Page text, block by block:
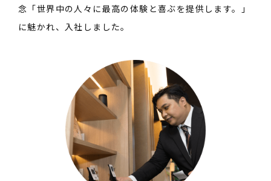
念「世界中の人々に最高の体験と喜ぶを提供します。」
に魅かれ、入社しました。